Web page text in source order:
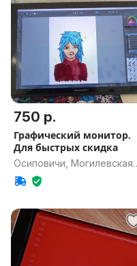
750 р.
Графический монитор.
Для быстрых скидка
Осиповичи, Могилевская
обл.